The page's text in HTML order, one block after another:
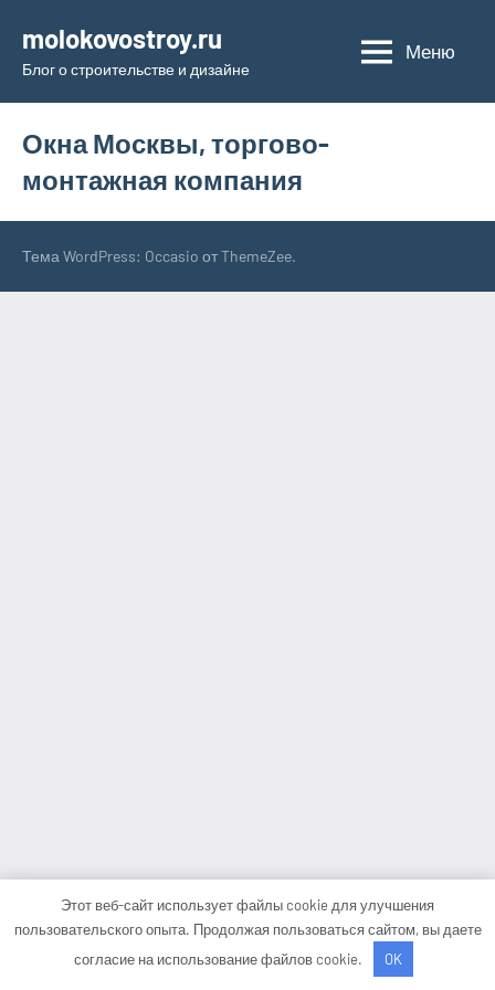
содержимому
molokovostroy.ru
Блог о строительстве и дизайне
Меню
Окна Москвы, торгово-
монтажная компания
Тема WordPress: Occasio от ThemeZee.
Этот веб-сайт использует файлы cookie для улучшения
пользовательского опыта. Продолжая пользоваться сайтом, вы даете
согласие на использование файлов cookie.
OK